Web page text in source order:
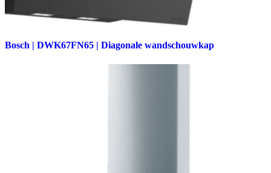
Bosch | DWK67FN65 | Diagonale wandschouwkap